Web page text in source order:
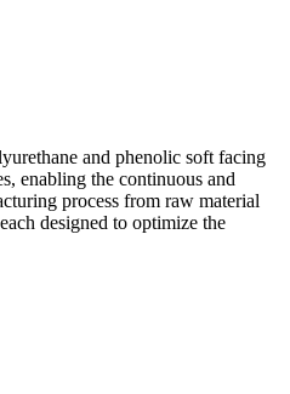
and phenolic soft facing
enabling the continuous and
process from raw material
designed to optimize the